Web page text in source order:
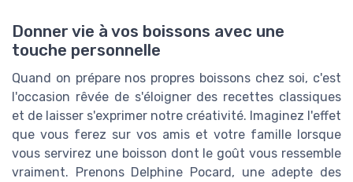
Donner vie à vos boissons avec une
touche personnelle
Quand on prépare nos propres boissons chez soi, c'est
l'occasion rêvée de s'éloigner des recettes classiques
et de laisser s'exprimer notre créativité. Imaginez l'effet
que vous ferez sur vos amis et votre famille lorsque
vous servirez une boisson dont le goût vous ressemble
vraiment. Prenons Delphine Pocard, une adepte des